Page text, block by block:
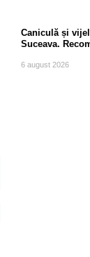
Caniculă și
Suceava.
6 august 2026